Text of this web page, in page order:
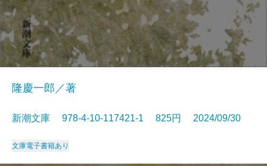
隆慶一郎／著
新潮文庫 978-4-10-117421-1 825円 2024/09/30
文庫電子書籍あり